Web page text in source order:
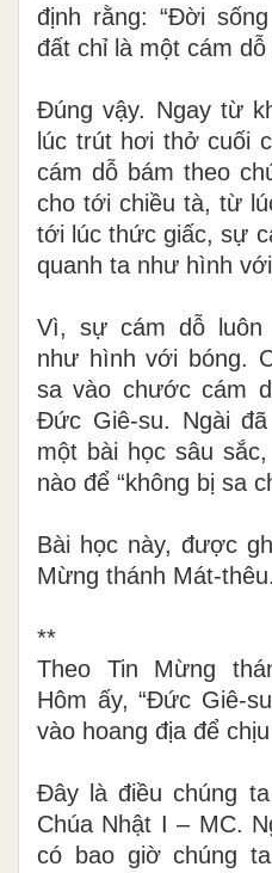
định rằng: “Đời
đất chỉ là một cám dỗ
Đúng vậy. Ngay từ
lúc trút hơi thở cuối
cám dỗ bám theo
cho tới chiều tà, từ
tới lúc thức giấc, sự
quanh ta như hình
Vì, sự cám dỗ luôn
như hình với bóng.
sa vào chước cám
Đức Giê-su. Ngài
một bài học sâu
nào để “không bị sa
Bài học này, được
Mừng thánh Mát-
**
Theo Tin Mừng
Hôm ấy, “Đức Giê-
vào hoang địa để
Đây là điều chúng
Chúa Nhật I – MC.
có bao giờ chúng